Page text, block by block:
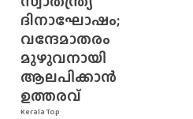
Kerala Top
ദിനാഘോഷം;
വന്ദേമാതരം
മുഴുവനായി
ആലപിക്കാൻ
ഉത്തരവ്